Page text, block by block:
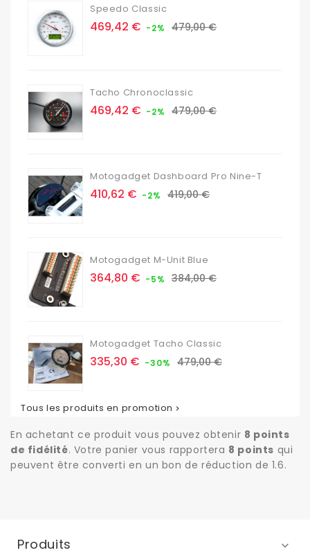
Speedo Classic
Prix
469,42 € -2% Prix
479,00 €
Tacho Chronoclassic
Prix
469,42 € -2% Prix
479,00 €
Motogadget Dashboard Pro Nine-T
Prix
410,62 € -2% Prix
419,00 €
Motogadget M-Unit Blue
Prix
364,80 € -5% Prix
384,00 €
Motogadget Tacho Classic
Prix
335,30 € -30% Prix
479,00 €
Tous les produits en promotion 
En achetant ce produit vous pouvez obtenir 8 points
de fidélité. Votre panier vous rapportera 8 points qui
peuvent être converti en un bon de réduction de 1.6.
Produits 